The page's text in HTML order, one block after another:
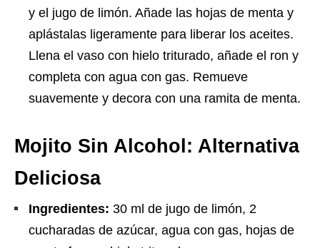
y el jugo de limón. Añade las hojas de menta y
aplástalas ligeramente para liberar los aceites.
Llena el vaso con hielo triturado, añade el ron y
completa con agua con gas. Remueve
suavemente y decora con una ramita de menta.
Mojito Sin Alcohol: Alternativa
Deliciosa
Ingredientes: 30 ml de jugo de limón, 2
cucharadas de azúcar, agua con gas, hojas de